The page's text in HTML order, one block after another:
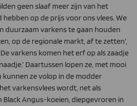
geen slaaf meer zijn van het
op de prijs voor ons vlees. We
duurzaam varkens te gaan houden
op de regionale markt, af te zetten’,
varkens komen het erf op als zaadje
Daartussen lopen ze, met mooi
kunnen ze volop in de modder
varkensvlees wordt, net als
Black Angus-koeien, diepgevroren in